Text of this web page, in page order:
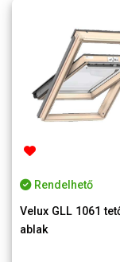
Rendelhető
Velux GLL 1061
ablak